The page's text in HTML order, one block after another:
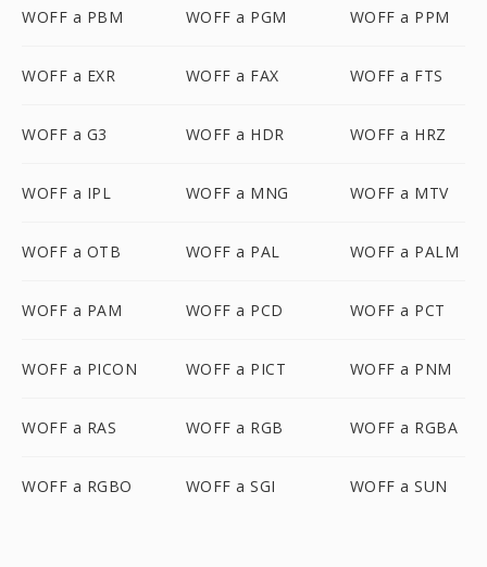
WOFF a PBM WOFF a PGM WOFF a PPM
WOFF a EXR WOFF a FAX WOFF a FTS
WOFF a G3 WOFF a HDR WOFF a HRZ
WOFF a IPL WOFF a MNG WOFF a MTV
WOFF a OTB WOFF a PAL WOFF a PALM
WOFF a PAM WOFF a PCD WOFF a PCT
WOFF a PICON WOFF a PICT WOFF a PNM
WOFF a RAS WOFF a RGB WOFF a RGBA
WOFF a RGBO WOFF a SGI WOFF a SUN